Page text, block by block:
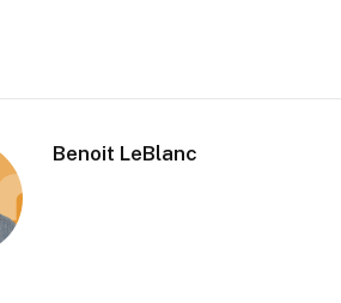
Benoit LeBlanc